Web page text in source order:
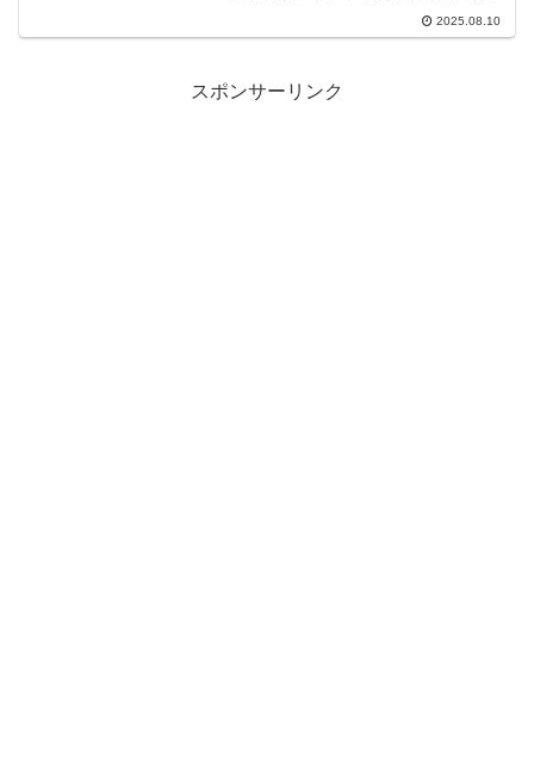
て「気持ち悪い」という評価の真相に迫
ります。原作や続編の有無、豪華声優陣
2025.08.10
スポンサーリンク